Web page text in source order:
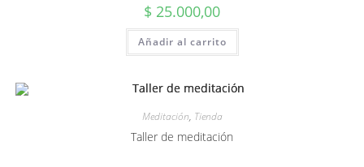
$ 25.000,00
Añadir al carrito
Meditación, Tienda
Taller de meditación